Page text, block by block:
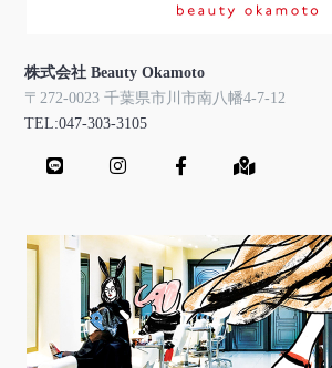
株式会社 Beauty Okamoto
〒272-0023 千葉県市川市南八幡4-7-12
TEL:047-303-3105